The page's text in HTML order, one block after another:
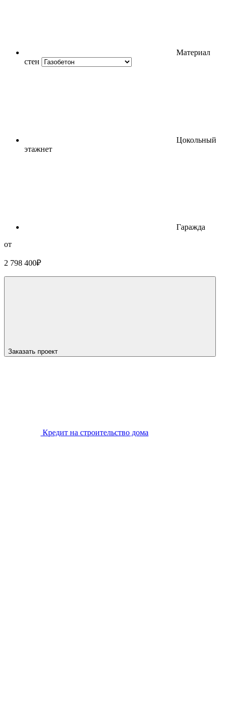
Материал
стен
Цокольный
этажнет
Гаражда
от
2 798 400₽
Заказать проект
Кредит на строительство дома